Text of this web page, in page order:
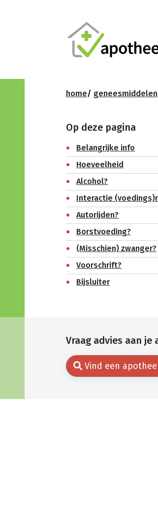
home geneesmiddelen
Vraag advies aan je
Vind een
Op deze pagina
Belangrijke info
Hoeveelheid
Alcohol?
Interactie
Autorijden?
Borstvoeding?
(Misschien) zwanger?
Voorschrift?
Bijsluiter